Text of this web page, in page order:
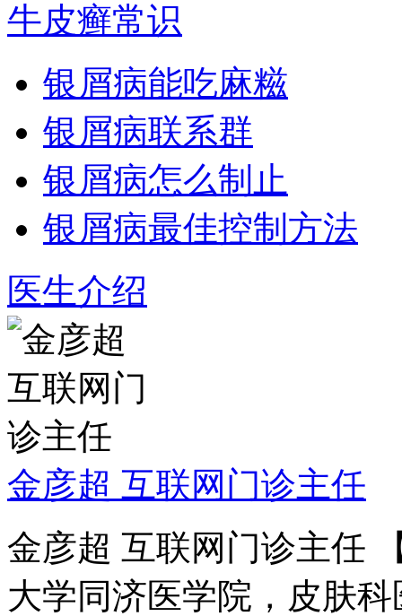
牛皮癣常识
银屑病能吃麻糍
银屑病联系群
银屑病怎么制止
银屑病最佳控制方法
医生介绍
金彦超 互联网门诊主任
金彦超 互联网门诊主任
大学同济医学院，皮肤